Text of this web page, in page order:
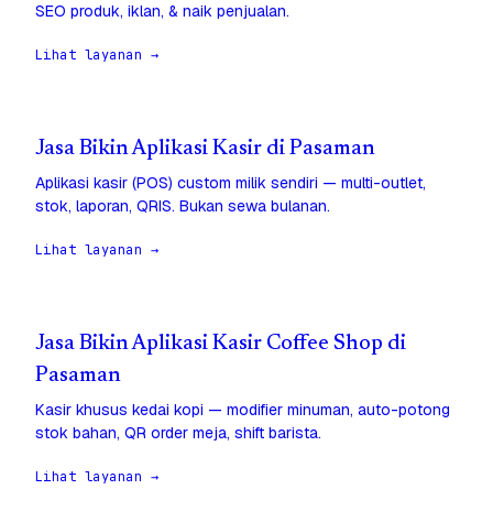
SEO produk, iklan, & naik penjualan.
Lihat layanan →
Jasa Bikin Aplikasi Kasir di Pasaman
Aplikasi kasir (POS) custom milik sendiri — multi-outlet,
stok, laporan, QRIS. Bukan sewa bulanan.
Lihat layanan →
Jasa Bikin Aplikasi Kasir Coffee Shop di
Pasaman
Kasir khusus kedai kopi — modifier minuman, auto-potong
stok bahan, QR order meja, shift barista.
Lihat layanan →